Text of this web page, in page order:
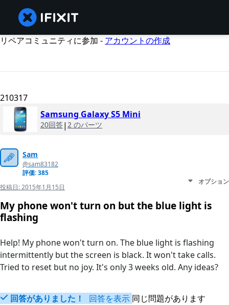
リペアコミュニティに参加 - アカウントの作成
210317
Samsung Galaxy S5 Mini
20回答| 2 のパーツ
Sam
@sam83182
評価: 385
投稿日:2015年1月15日
オプション
My phone won't turn on but the blue light is
flashing
Help! My phone won't turn on. The blue light is flashing
intermittently but the screen is black. It won't take calls.
Tried to reset but no joy. It's only 3 weeks old. Any ideas?
回答がありました！ 回答を表示 同じ問題があります